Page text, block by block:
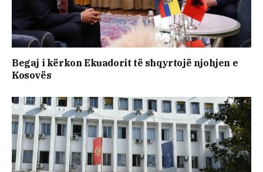
Begaj i kërkon Ekuadorit të shqyrtojë njohjen e
Kosovës